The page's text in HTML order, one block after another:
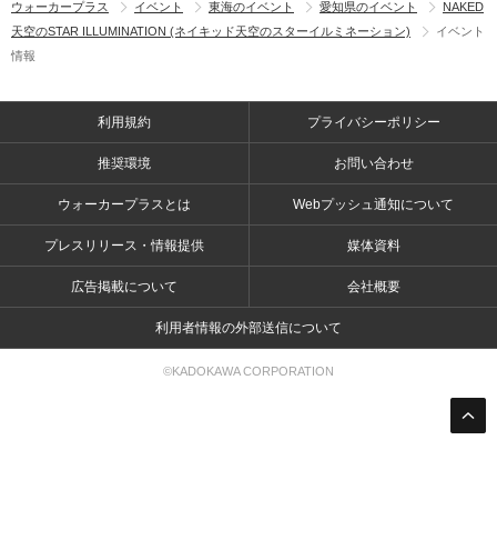
ウォーカープラス イベント 東海のイベント 愛知県のイベント
NAKED
天空のSTAR ILLUMINATION (ネイキッド天空のスターイルミネーション)
イベント
情報
利用規約 プライバシーポリシー
推奨環境 お問い合わせ
ウォーカープラスとは Webプッシュ通知について
プレスリリース・情報提供 媒体資料
広告掲載について 会社概要
利用者情報の外部送信について
©KADOKAWA CORPORATION